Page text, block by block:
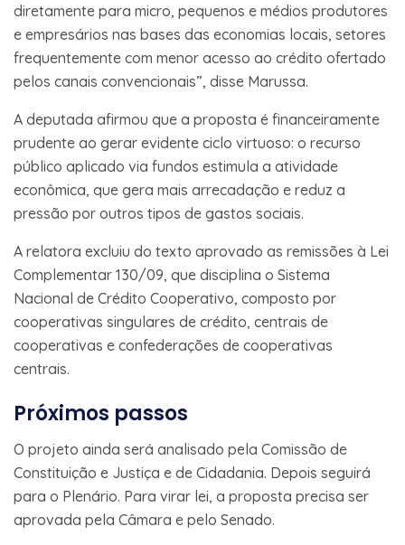
diretamente para micro, pequenos e médios produtores
e empresários nas bases das economias locais, setores
frequentemente com menor acesso ao crédito ofertado
pelos canais convencionais”, disse Marussa.
A deputada afirmou que a proposta é financeiramente
prudente ao gerar evidente ciclo virtuoso: o recurso
público aplicado via fundos estimula a atividade
econômica, que gera mais arrecadação e reduz a
pressão por outros tipos de gastos sociais.
A relatora excluiu do texto aprovado as remissões à Lei
Complementar 130/09, que disciplina o Sistema
Nacional de Crédito Cooperativo, composto por
cooperativas singulares de crédito, centrais de
cooperativas e confederações de cooperativas
centrais.
Próximos passos
O projeto ainda será analisado pela Comissão de
Constituição e Justiça e de Cidadania. Depois seguirá
para o Plenário. Para virar lei, a proposta precisa ser
aprovada pela Câmara e pelo Senado.